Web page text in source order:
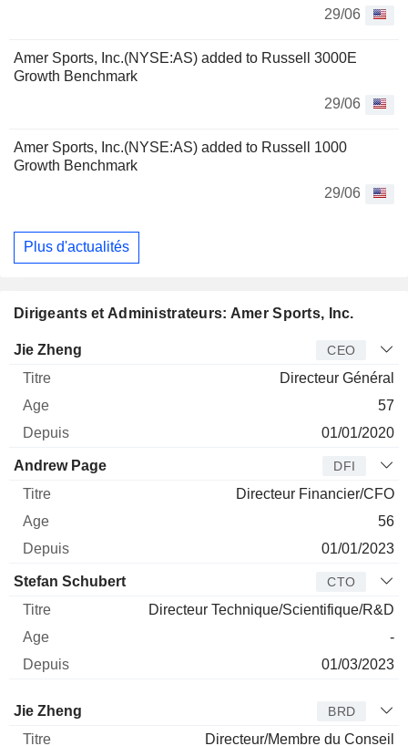
29/06
Amer Sports, Inc.(NYSE:AS) added to Russell 3000E
Growth Benchmark
29/06
Amer Sports, Inc.(NYSE:AS) added to Russell 1000
Growth Benchmark
29/06
Plus d'actualités
Dirigeants et Administrateurs: Amer Sports, Inc.
Dirigeant
Jie Zheng CEO
Directeur Général
57
01/01/2020
Andrew Page DFI
Directeur Financier/CFO
56
01/01/2023
Stefan Schubert CTO
Directeur Technique/Scientifique/R&D
-
01/03/2023
Administrateur
Jie Zheng BRD
Directeur/Membre du Conseil